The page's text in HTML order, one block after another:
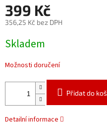
399 Kč
356,25 Kč bez DPH
cena:
Skladem
Možnosti doručení
Přidat do
Detailní informace